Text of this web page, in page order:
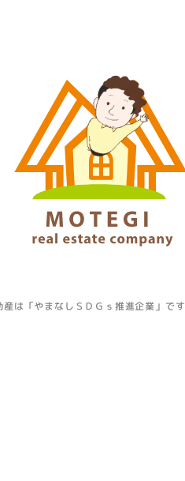
産は「やまなしＳＤＧｓ推進企業」です